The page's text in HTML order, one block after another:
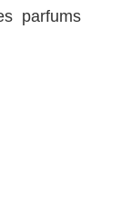
parfums